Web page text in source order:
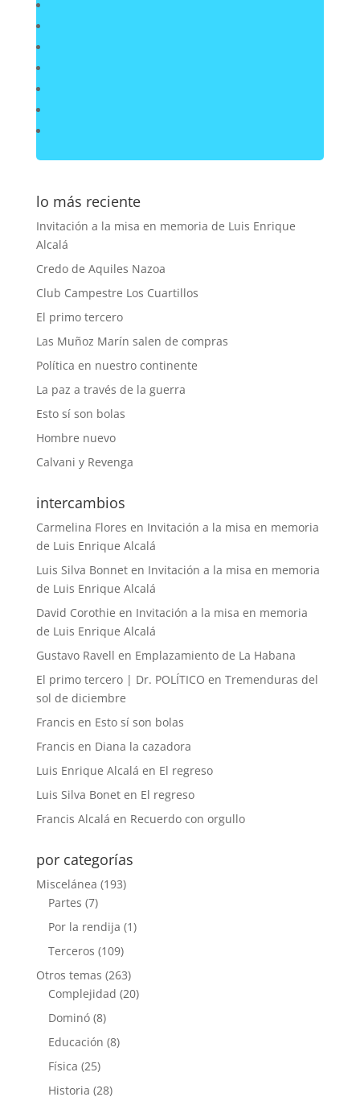
lo más reciente
Invitación a la misa en memoria de Luis Enrique
Alcalá
Credo de Aquiles Nazoa
Club Campestre Los Cuartillos
El primo tercero
Las Muñoz Marín salen de compras
Política en nuestro continente
La paz a través de la guerra
Esto sí son bolas
Hombre nuevo
Calvani y Revenga
intercambios
Carmelina Flores en Invitación a la misa en memoria
de Luis Enrique Alcalá
Luis Silva Bonneten Invitación a la misa en memoria
de Luis Enrique Alcalá
David Corothie en Invitación a la misa en memoria
de Luis Enrique Alcalá
Gustavo Ravell en Emplazamiento de La Habana
El primo tercero | Dr. POLÍTICO en Tremenduras del
sol de diciembre
Francis en Esto sí son bolas
Francis en Diana la cazadora
Luis Enrique Alcalá en El regreso
Luis Silva Boneten El regreso
Francis Alcalá en Recuerdo con orgullo
por categorías
Miscelánea (193)
Partes (7)
Por la rendija (1)
Terceros (109)
Otros temas (263)
Complejidad (20)
Dominó(8)
Educación (8)
Física (25)
Historia (28)